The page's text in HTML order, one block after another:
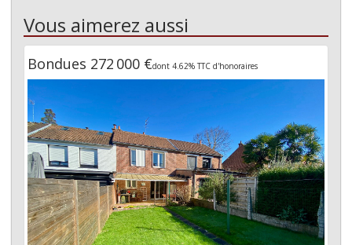
Vous aimerez aussi
Bondues 272 000 €dont 4.62% TTC d'honoraires